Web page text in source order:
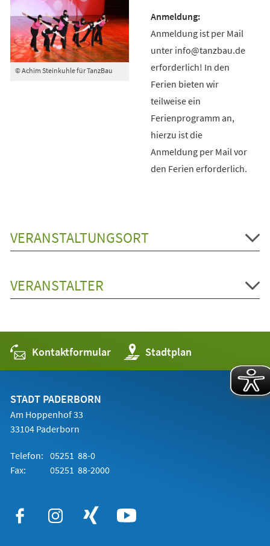
© Achim Steinkuhle für TanzBau
Anmeldung ist per Mail
unter info@tanzbau.de
erforderlich! In den
Ferien bieten wir
teilweise ein
Ferienprogramm an,
hierzu ist die
Anmeldung per Mail vor
den Ferien erforderlich.
VERANSTALTUNGSORT
VERANSTALTER
Kontaktformular Stadtplan
(Öffnet
in
einem
STADT PADERBORN
Am Hoppenhof 33
33104 Paderborn
Telefon: 05251 88-0
Fax:
05251 88-2000